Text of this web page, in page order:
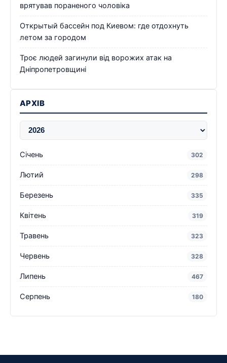
врятував пораненого чоловіка
Открытый бассейн под Киевом: где отдохнуть
летом за городом
Троє людей загинули від ворожих атак на
Дніпропетровщині
АРХІВ
Січень 302
Лютий 298
Березень 335
Квітень 319
Травень 323
Червень 328
Липень 467
Серпень 180